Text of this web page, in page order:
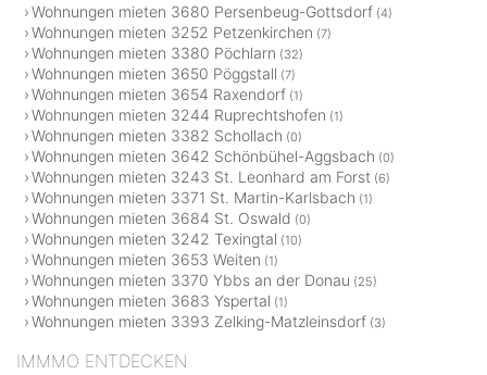
Wohnungen mieten 3680 Persenbeug-Gottsdorf (4)
Wohnungen mieten 3252 Petzenkirchen (7)
Wohnungen mieten 3380 Pöchlarn (32)
Wohnungen mieten 3650 Pöggstall (7)
Wohnungen mieten 3654 Raxendorf (1)
Wohnungen mieten 3244 Ruprechtshofen (1)
Wohnungen mieten 3382 Schollach (0)
Wohnungen mieten 3642 Schönbühel-Aggsbach (0)
Wohnungen mieten 3243 St. Leonhard am Forst (6)
Wohnungen mieten 3371 St. Martin-Karlsbach (1)
Wohnungen mieten 3684 St. Oswald (0)
Wohnungen mieten 3242 Texingtal (10)
Wohnungen mieten 3653 Weiten (1)
Wohnungen mieten 3370 Ybbs an der Donau (25)
Wohnungen mieten 3683 Yspertal (1)
Wohnungen mieten 3393 Zelking-Matzleinsdorf (3)
IMMMO ENTDECKEN